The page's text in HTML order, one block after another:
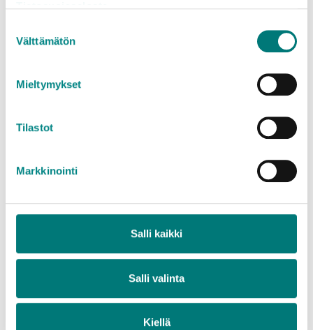
valinta
Välttämätön
Mieltymykset
Tilastot
Markkinointi
Salli kaikki
Salli valinta
Kiellä
Jäteasemahinnasto yrityksille (pien- ja
sellaisenaan.
Lue lisää jätteen hyödyntämisestä
UFF
Jäteopas